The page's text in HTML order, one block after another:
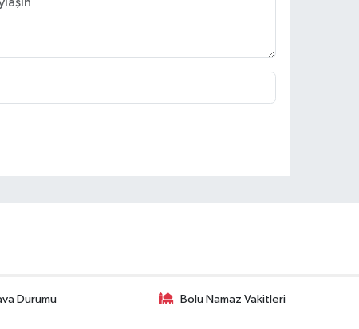
Durumu Bolu Namaz Vakitleri